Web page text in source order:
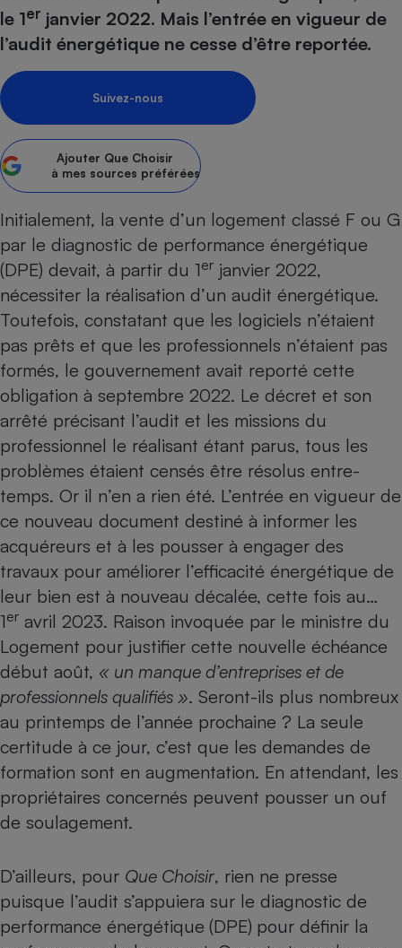
le 1er janvier 2022. Mais l’entrée en vigueur de
l’audit énergétique ne cesse d’être reportée.
Suivez-nous
Ajouter Que Choisir
à mes sources préférées
Initialement, la vente d’un logement classé F ou G
par le diagnostic de performance énergétique
(DPE) devait, à partir du 1er janvier 2022,
nécessiter la réalisation d’un audit énergétique.
Toutefois, constatant que les logiciels n’étaient
pas prêts et que les professionnels n’étaient pas
formés, le gouvernement avait reporté cette
obligation à septembre 2022. Le décret et son
arrêté précisant l’audit et les missions du
professionnel le réalisant étant parus, tous les
problèmes étaient censés être résolus entre-
temps. Or il n’en a rien été. L’entrée en vigueur de
ce nouveau document destiné à informer les
acquéreurs et à les pousser à engager des
travaux pour améliorer l’efficacité énergétique de
leur bien est à nouveau décalée, cette fois au…
1er avril 2023. Raison invoquée par le ministre du
Logement pour justifier cette nouvelle échéance
début août, « un manque d’entreprises et de
professionnels qualifiés ». Seront-ils plus nombreux
au printemps de l’année prochaine ? La seule
certitude à ce jour, c’est que les demandes de
formation sont en augmentation. En attendant, les
propriétaires concernés peuvent pousser un ouf
de soulagement.
D’ailleurs, pour Que Choisir, rien ne presse
puisque l’audit s’appuiera sur le diagnostic de
performance énergétique (DPE) pour définir la
Sécurité - Hygiène
Supermarché - Drive
Complément
alimentaire
bouteille
Assurance
Banque - Crédit
Epargne - Fiscalité
Mutuelle
Banque
Circulation routière
Contrôle technique -
Pièce détachée
Moto
Comparateur auto
Comparatif
Comparatif plaque à
Comparatif aspirateur
Comparatif aspirateur
Comparatif cafetière
Comparatif robot cuiseur
Comparatif centrale
Gros électroménager
Petit électroménager -
Lave-linge
Comparatif casque audio
Comparatif barre de son
Comparatif ultrabook
Comparatif tablette
Image et son
Informatique
Internet
Téléphonie
Téléviseur
Crédit immobilier
Comparatif tondeuse
Comparatif poêle à
Aménagement
Bricolage - Jardinage
Chauffage
Produit d'entretien
Sécurité domestique
Matelas
Radiateur électrique
Climatiseur -
Maladie - Médecine -
Système de santé -
Mutuelle
Antimoustique
Retraite
Choisir son fioul
Choisir son pellet
Comparateur assurance emprunteur
Energie Moins Chère Ensemble
Tous les comparateurs
Toutes les cartes interactives
Speedtest - Testez le débit de votre
connexion Internet